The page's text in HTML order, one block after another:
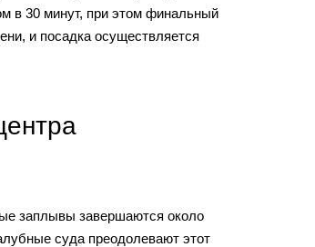
в 30 минут, при этом финальный
и посадка осуществляется
заплывы завершаются около
суда преодолевают этот